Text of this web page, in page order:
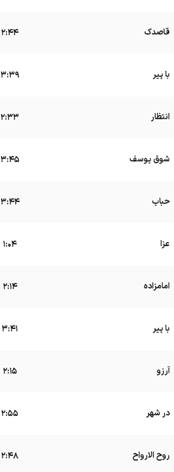
قاصدک 2:44
با پیر 3:39
انتظار 2:33
شوق یوسف 3:45
حباب 3:44
عزا 1:04
امامزاده 2:14
با پیر 3:41
آرزو 2:15
در شهر 2:55
روح الارواح 2:48